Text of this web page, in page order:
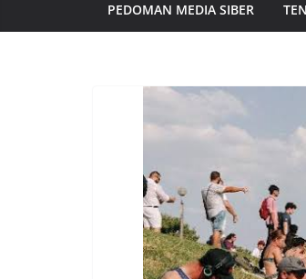
PEDOMAN MEDIA SIBER